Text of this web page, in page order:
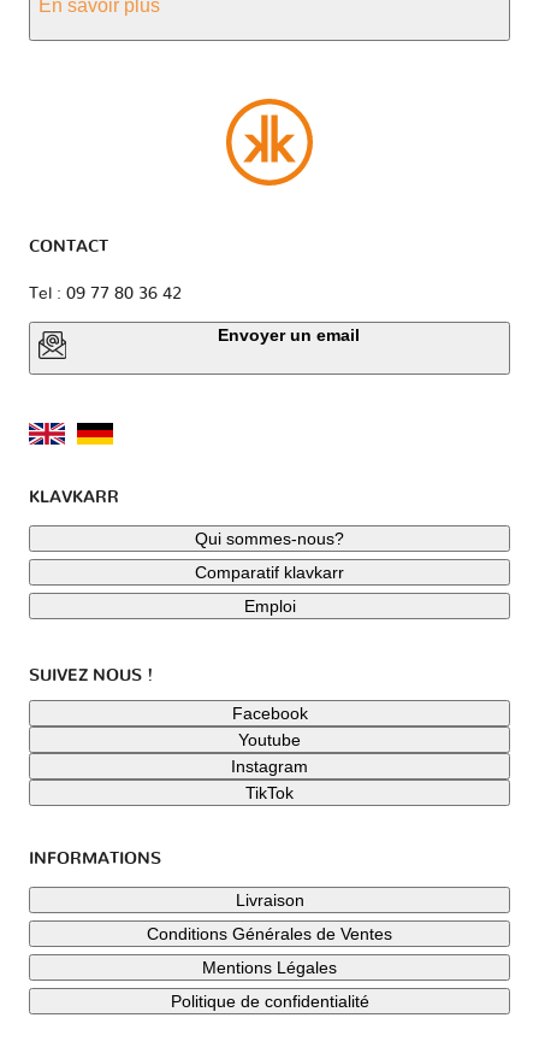
En savoir plus
CONTACT
Tel : 09 77 80 36 42
Envoyer un email
KLAVKARR
Qui sommes-nous?
Comparatif klavkarr
Emploi
SUIVEZ NOUS !
Facebook
Youtube
Instagram
TikTok
INFORMATIONS
Livraison
Conditions Générales de Ventes
Mentions Légales
Politique de confidentialité